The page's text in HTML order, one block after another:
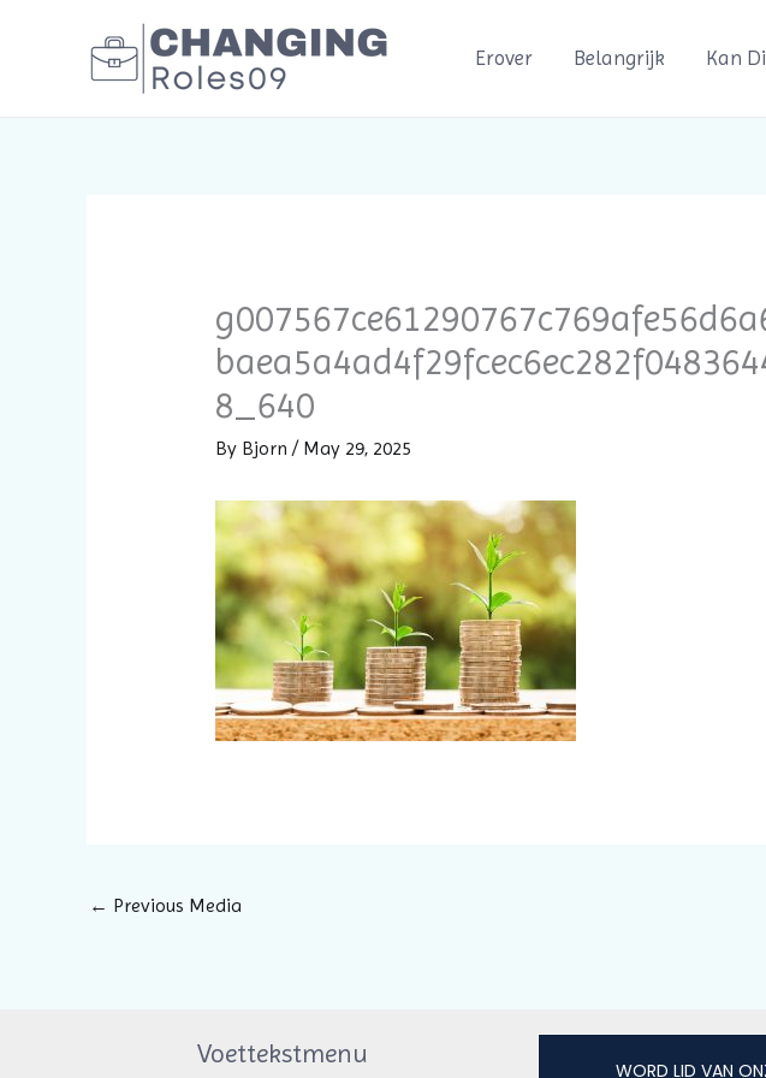
Erover Belangrijk Kan
8_640
By Bjorn / May 29, 2025
← Previous Media
Voettekstmenu
WORD LID VAN